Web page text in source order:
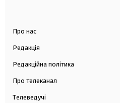
Про нас
Редакція
Редакційна політика
Про телеканал
Телеведучі